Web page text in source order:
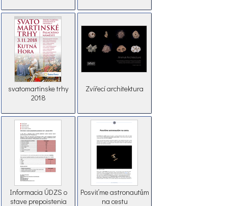
svatomartinske trhy
2018
Zvířecí architektura
Informacia ÚDZS o
stave prepoistenia
Posviťme astronautům
na cestu